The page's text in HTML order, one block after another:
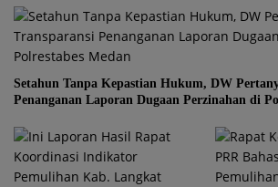
Setahun Tanpa Kepastian Hukum, DW
Penanganan Laporan Dugaan Perzinahan di